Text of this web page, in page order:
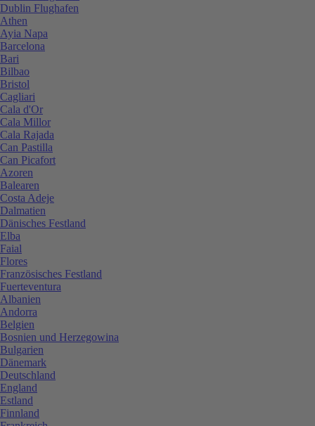
Dublin Flughafen
Athen
Ayia Napa
Barcelona
Bari
Bilbao
Bristol
Cagliari
Cala d'Or
Cala Millor
Cala Rajada
Can Pastilla
Can Picafort
Azoren
Balearen
Costa Adeje
Dalmatien
Dänisches Festland
Elba
Faial
Flores
Französisches Festland
Fuerteventura
Albanien
Andorra
Belgien
Bosnien und Herzegowina
Bulgarien
Dänemark
Deutschland
England
Estland
Finnland